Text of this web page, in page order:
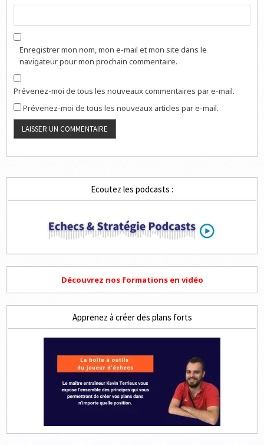
Enregistrer mon nom, mon e-mail et mon site dans le
navigateur pour mon prochain commentaire.
Prévenez-moi de tous les nouveaux commentaires par e-mail.
Prévenez-moi de tous les nouveaux articles par e-mail.
Ecoutez les podcasts :
Découvrez nos formations en vidéo
Apprenez à créer des plans forts